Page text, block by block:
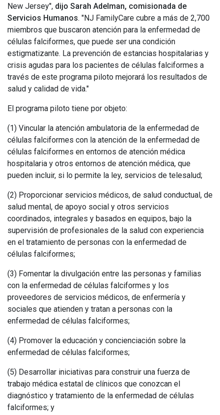
New Jersey", dijo Sarah Adelman, comisionada de
Servicios Humanos. "NJ FamilyCare cubre a más de 2,700
miembros que buscaron atención para la enfermedad de
células falciformes, que puede ser una condición
estigmatizante. La prevención de estancias hospitalarias y
crisis agudas para los pacientes de células falciformes a
través de este programa piloto mejorará los resultados de
salud y calidad de vida."
El programa piloto tiene por objeto:
(1) Vincular la atención ambulatoria de la enfermedad de
células falciformes con la atención de la enfermedad de
células falciformes en entornos de atención médica
hospitalaria y otros entornos de atención médica, que
pueden incluir, si lo permite la ley, servicios de telesalud;
(2) Proporcionar servicios médicos, de salud conductual, de
salud mental, de apoyo social y otros servicios
coordinados, integrales y basados en equipos, bajo la
supervisión de profesionales de la salud con experiencia
en el tratamiento de personas con la enfermedad de
células falciformes;
(3) Fomentar la divulgación entre las personas y familias
con la enfermedad de células falciformes y los
proveedores de servicios médicos, de enfermería y
sociales que atienden y tratan a personas con la
enfermedad de células falciformes;
(4) Promover la educación y concienciación sobre la
enfermedad de células falciformes;
(5) Desarrollar iniciativas para construir una fuerza de
trabajo médica estatal de clínicos que conozcan el
diagnóstico y tratamiento de la enfermedad de células
falciformes; y